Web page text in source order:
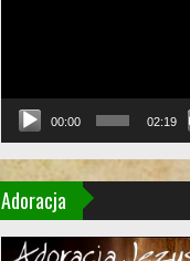
00:00 02:19
Adoracja